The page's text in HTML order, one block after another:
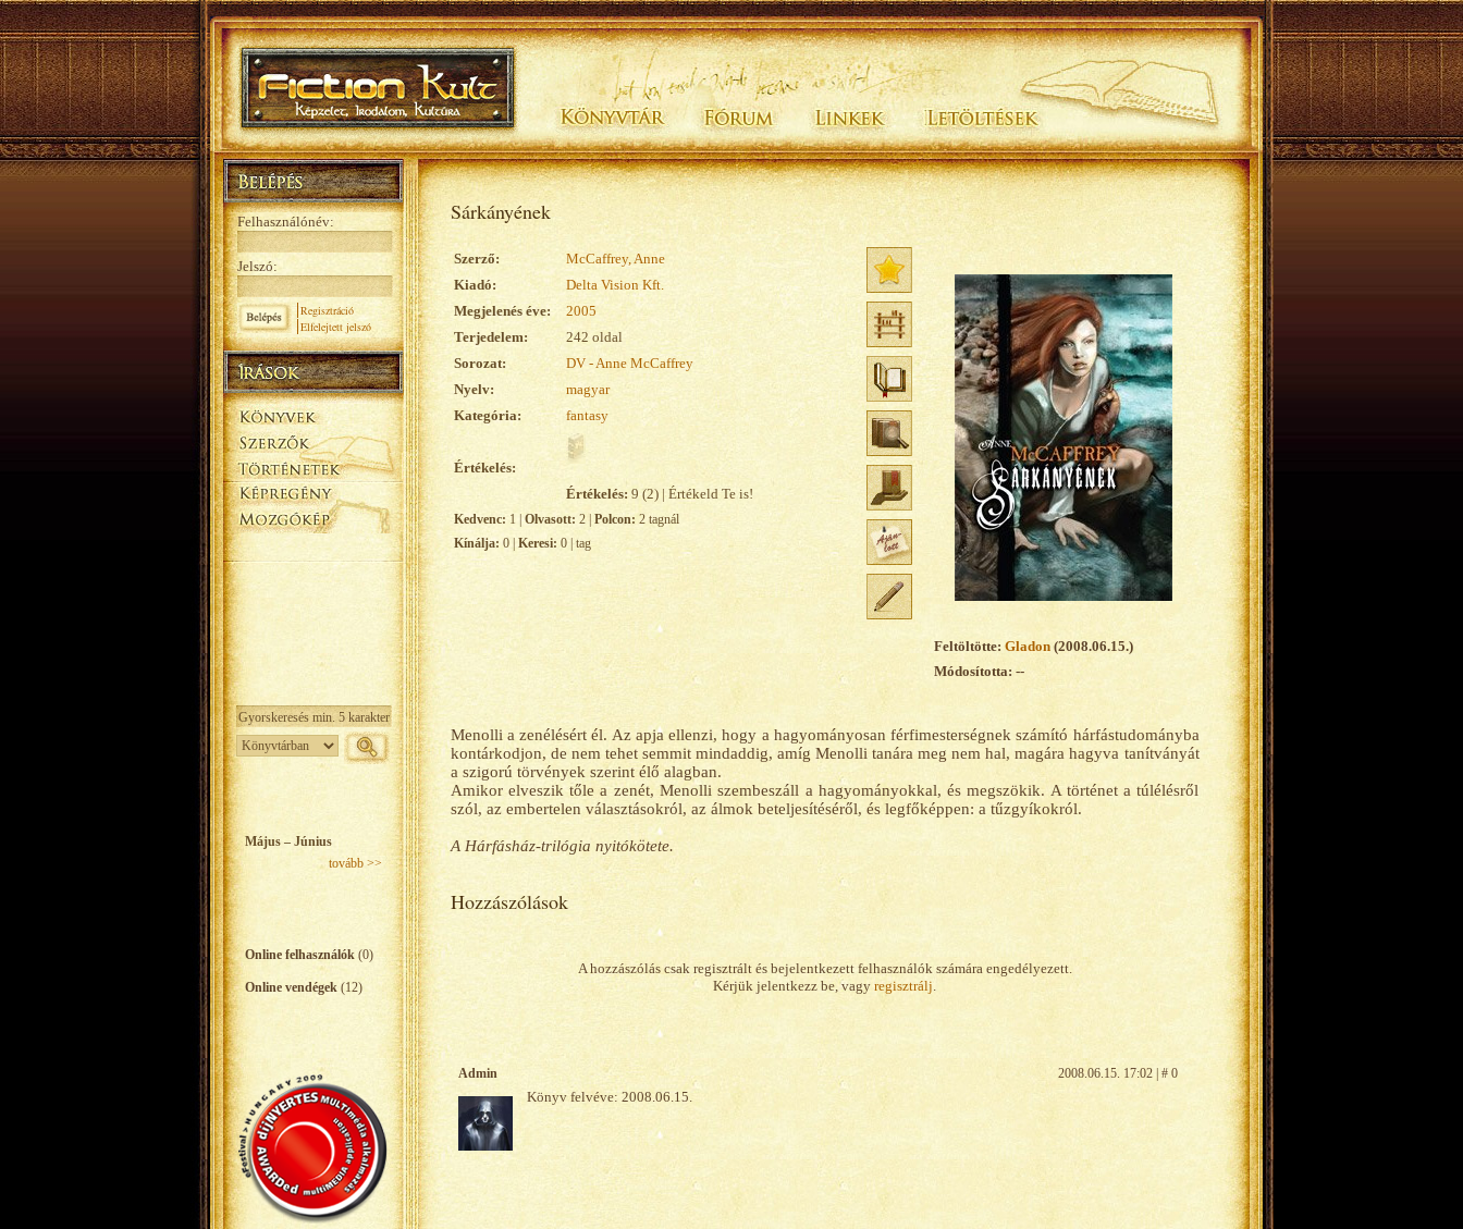
Felhasználónév:
Jelszó:
Regisztráció
Elfelejtett jelszó
Május – Június
tovább >>
Online felhasználók (0)
Online vendégek(12)
Sárkányének
Feltöltötte: Gladon(2008.06.15.)
Módosította: --
Szerző:
McCaffrey, Anne
Kiadó:
Delta Vision Kft.
Megjelenés éve:
2005
Terjedelem:
242 oldal
Sorozat:
DV - Anne McCaffrey
Nyelv:
magyar
Kategória:
fantasy
Értékelés:
Értékelés:9 (2) | Értékeld Te is!
Kedvenc: 1 | Olvasott: 2 | Polcon: 2 tagnál
Kínálja: 0 | Keresi: 0 | tag
Menolli a zenélésért él. Az apja ellenzi, hogy a hagyományosan férfimesterségnek számító hárfástudományba
kontárkodjon, de nem tehet semmit mindaddig, amíg Menolli tanára meg nem hal, magára hagyva tanítványát
a szigorú törvények szerint élő alagban.
Amikor elveszik tőle a zenét, Menolli szembeszáll a hagyományokkal, és megszökik. A történet a túlélésről
szól, az embertelen választásokról, az álmok beteljesítéséről, és legfőképpen: a tűzgyíkokról.
A Hárfásház-trilógia nyitókötete.
Hozzászólások
A hozzászólás csak regisztrált és bejelentkezett felhasználók számára engedélyezett.
Kérjük jelentkezz be, vagy regisztrálj.
Admin 2008.06.15. 17:02 | # 0
Könyv felvéve: 2008.06.15.